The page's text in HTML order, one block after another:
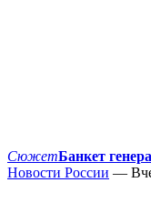
СюжетБанкет
Новости России —